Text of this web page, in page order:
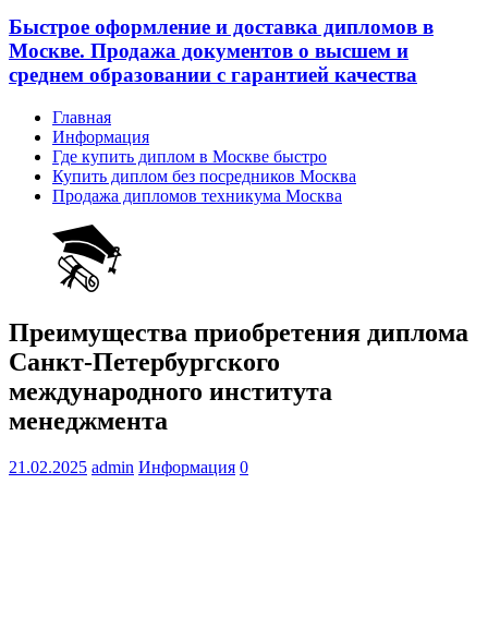
Быстрое оформление и доставка дипломов в
Москве. Продажа документов о высшем и
среднем образовании с гарантией качества
Главная
Информация
Где купить диплом в Москве быстро
Купить диплом без посредников Москва
Продажа дипломов техникума Москва
Преимущества приобретения диплома
Санкт-Петербургского
международного института
менеджмента
21.02.2025 admin Информация 0